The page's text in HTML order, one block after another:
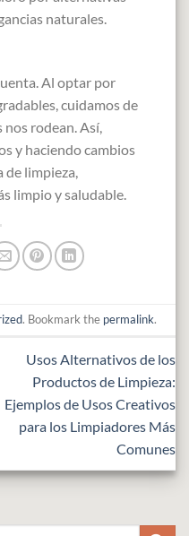
naturales.
Al optar por
cuidamos de
rodean. Así,
y haciendo cambios
de limpieza,
limpio y saludable.
. Bookmark the permalink.
Usos Alternativos de los
Productos de Limpieza:
Ejemplos de Usos Creativos
para los Limpiadores Más
Comunes